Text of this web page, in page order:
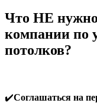
Что НЕ нужно
компании по
потолков?
✔️Соглашаться на